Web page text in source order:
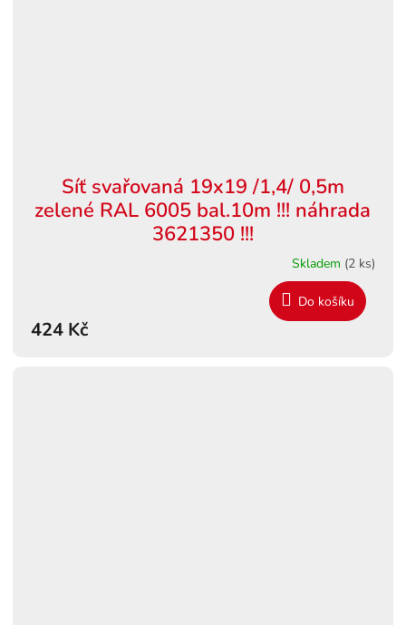
Síť svařovaná 19x19 /1,4/ 0,5m
zelené RAL 6005 bal.10m !!! náhrada
3621350 !!!
Skladem (2 ks)
424 Kč
Do košíku